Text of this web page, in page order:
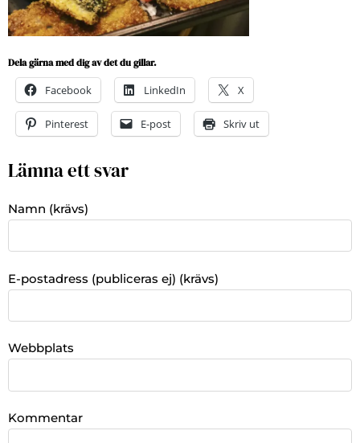
Dela gärna med dig av det du gillar.
Facebook LinkedIn X
Pinterest E-post Skriv ut
Lämna ett svar
Namn (krävs)
E-postadress (publiceras ej) (krävs)
Webbplats
Kommentar